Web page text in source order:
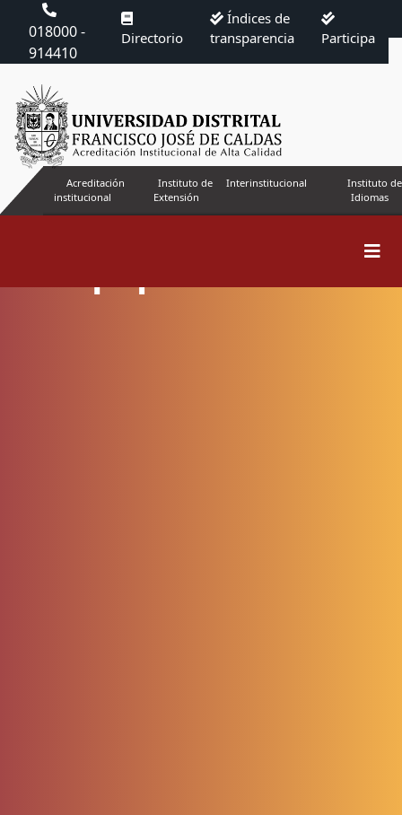
018000 -
914410
Directorio
Índices de
transparencia
Participa
Acreditación
institucional
Instituto de
Extensión
Interinstitucional
Instituto de
Idiomas